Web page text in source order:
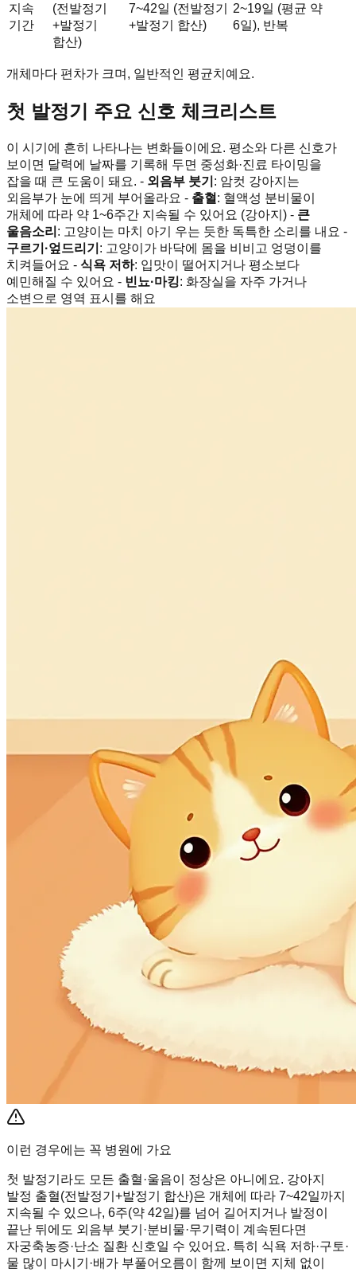
지속
기간
(전발정기
+발정기
합산)
7~42일 (전발정기
+발정기 합산)
2~19일 (평균 약
6일), 반복
개체마다 편차가 크며, 일반적인 평균치예요.
첫 발정기 주요 신호 체크리스트
이 시기에 흔히 나타나는 변화들이에요. 평소와 다른 신호가
보이면 달력에 날짜를 기록해 두면 중성화·진료 타이밍을
잡을 때 큰 도움이 돼요. - 외음부 붓기 : 암컷 강아지는
외음부가 눈에 띄게 부어올라요 - 출혈 : 혈액성 분비물이
개체에 따라 약 1~6주간 지속될 수 있어요 (강아지) - 큰
울음소리 : 고양이는 마치 아기 우는 듯한 독특한 소리를 내요 -
구르기·엎드리기 : 고양이가 바닥에 몸을 비비고 엉덩이를
치켜들어요 - 식욕 저하: 입맛이 떨어지거나 평소보다
예민해질 수 있어요 - 빈뇨·마킹: 화장실을 자주 가거나
소변으로 영역 표시를 해요
이런 경우에는 꼭 병원에 가요
첫 발정기라도 모든 출혈·울음이 정상은 아니에요. 강아지
발정 출혈(전발정기+발정기 합산)은 개체에 따라 7~42일까지
지속될 수 있으나, 6주(약 42일)를 넘어 길어지거나 발정이
끝난 뒤에도 외음부 붓기·분비물·무기력이 계속된다면
자궁축농증·난소 질환 신호일 수 있어요. 특히 식욕 저하·구토·
물 많이 마시기·배가 부풀어오름이 함께 보이면 지체 없이